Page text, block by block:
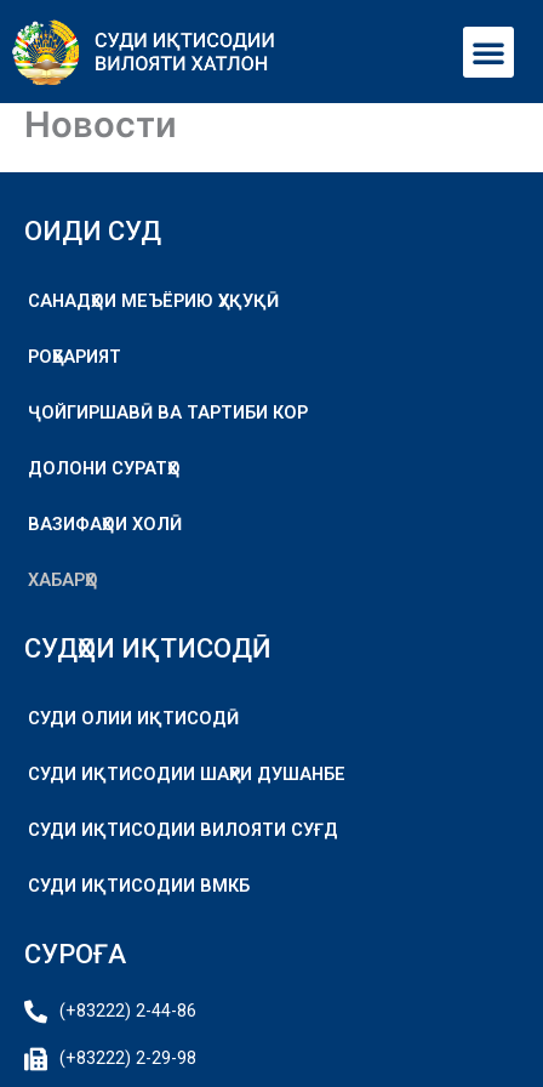
содержимому
Новости
ОИДИ СУД
САНАДҲОИ МЕЪЁРИЮ ҲУҚУҚӢ
РОҲБАРИЯТ
ҶОЙГИРШАВӢ ВА ТАРТИБИ КОР
ДОЛОНИ СУРАТҲО
ВАЗИФАҲОИ ХОЛӢ
ХАБАРҲО
СУДҲОИ ИҚТИСОДӢ
СУДИ ОЛИИ ИҚТИСОДӢ
СУДИ ИҚТИСОДИИ ШАҲРИ ДУШАНБЕ
СУДИ ИҚТИСОДИИ ВИЛОЯТИ СУҒД
СУДИ ИҚТИСОДИИ ВМКБ
СУРОҒА
(+83222) 2-44-86
(+83222) 2-29-98